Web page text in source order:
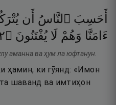
أَحَسِبَ ٱلنَّاسُ أَن
ءَامَنَّا وَهُمْ لَا يُفْتَنُونَ ۝
аманна ва ҳум ла юфтанун.
ҳамин, ки гӯянд: «Имон
шаванд ва имтиҳон